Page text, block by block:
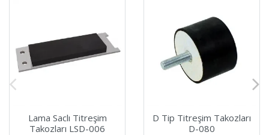
Lama Saclı Titreşim
Takozları LSD-006
D Tip Titreşim Takozları
D-080